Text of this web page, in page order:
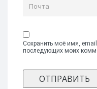
Сохранить моё имя,
последующих моих